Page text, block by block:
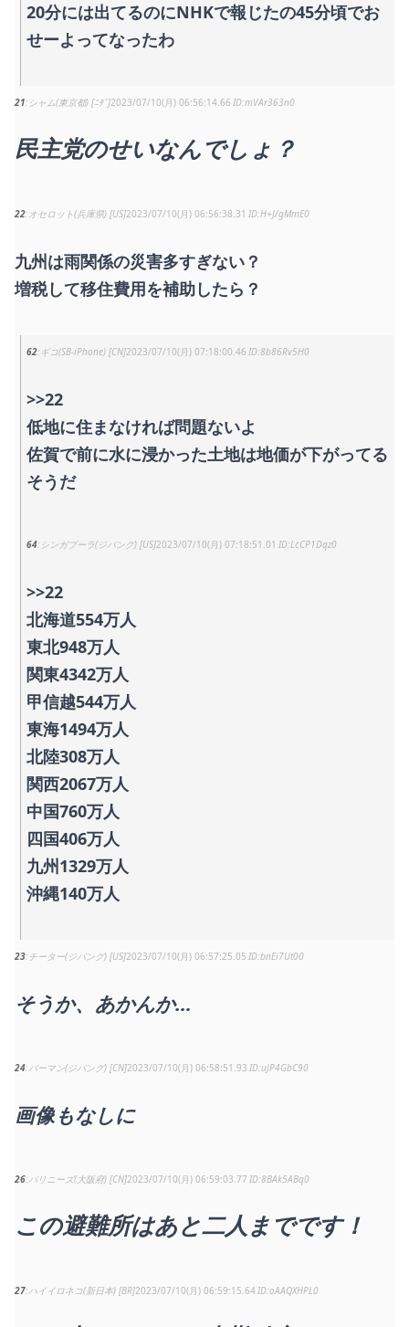
20分には出てるのにNHKで報じたの45分頃でお
せーよってなったわ
21 シャム(東京都) [ﾆﾀﾞ]2023/07/10(月) 06:56:14.66 mVAr363n0
民主党のせいなんでしょ？
22 オセロット(兵庫県) [US]2023/07/10(月) 06:56:38.31 H+J/gMmE0
九州は雨関係の災害多すぎない？
増税して移住費用を補助したら？
62 ギコ(SB-iPhone) [CN]2023/07/10(月) 07:18:00.46 8b86Rv5H0
>>22
低地に住まなければ問題ないよ
佐賀で前に水に浸かった土地は地価が下がってる
そうだ
64 シンガプーラ(ジパング) [US]2023/07/10(月) 07:18:51.01 LcCP1Dqz0
>>22
北海道554万人
東北948万人
関東4342万人
甲信越544万人
東海1494万人
北陸308万人
関西2067万人
中国760万人
四国406万人
九州1329万人
沖縄140万人
23 チーター(ジパング) [US]2023/07/10(月) 06:57:25.05 bnEi7Ut00
そうか、あかんか…
24 バーマン(ジパング) [CN]2023/07/10(月) 06:58:51.93 uJP4GbC90
画像もなしに
26 バリニーズ(大阪府) [CN]2023/07/10(月) 06:59:03.77 8BAk5ABq0
この避難所はあと二人までです！
27 ハイイロネコ(新日本) [BR]2023/07/10(月) 06:59:15.64 oAAQXHPL0